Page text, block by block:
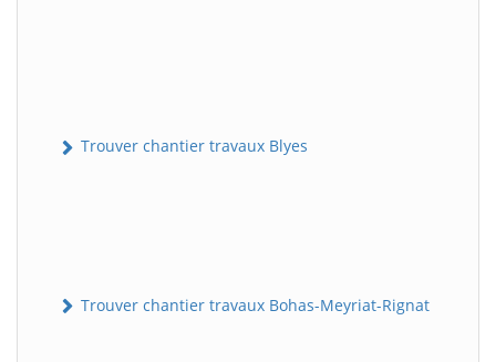
Trouver chantier travaux Blyes
Trouver chantier travaux Bohas-Meyriat-Rignat